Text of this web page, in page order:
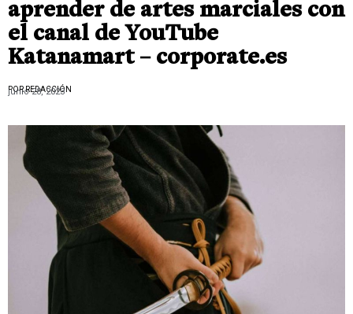
aprender de artes marciales con
el canal de YouTube
Katanamart – corporate.es
POR REDACCIÓN
junio 28, 2023